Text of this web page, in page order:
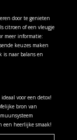
door te genieten
citroen of een vleugje
meer informatie:
keuzes maken
is naar balans en
voor een detox!
bron van
een heerlijke smaak!